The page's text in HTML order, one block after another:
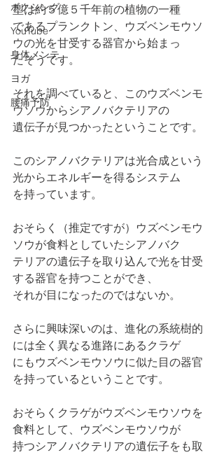
ボクシング
YouTube
身体メンテ
ヨガ
腰痛予防
型は約５億５千年前の植物の一種
であるプランクトン、ウズベンモウソ
ウの光を甘受する器官から始まっ
たそうです。
それを調べていると、このウズベンモ
ウソウからシアノバクテリアの
遺伝子が見つかったということです。
このシアノバクテリアは光合成という
光からエネルギーを得るシステム
を持っています。
おそらく（推定ですが）ウズベンモウ
ソウが食料としていたシアノバク
テリアの遺伝子を取り込んで光を甘受
する器官を持つことができ、
それが目になったのではないか。
さらに興味深いのは、進化の系統樹的
には全く異なる進路にあるクラゲ
にもウズベンモウソウに似た目の器官
を持っているということです。
おそらくクラゲがウズベンモウソウを
食料として、ウズベンモウソウが
持つシアノバクテリアの遺伝子をも取